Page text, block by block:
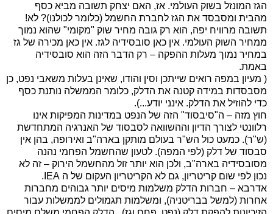
הגז המונזל בשוק העולמי. אז, האם יצחק תשובה מביא כסף
מהבית ומסבסד את הגז לחברת החשמל (כלומר לכולנו)? לא!
תשובה מרוויח יפה, הוא רק גובה מחיר שוק "מקומי" שהוא נמוך
ממחיר השוק העולמי. אין כאן סובסידיה לגז. אין כאן מכירה של גז
במחיר נמוך מעלות ההפקה – רק הדבר הזה הוא סובסידיה
באמת.
( מעיון במפה רואים שייתכן וסין והודו, שאינן בעלות משאבי נפט, כן
מסבסדות במידה קטנה את הדלק, כלומר הממשלה נותנת כסף
כדי להוזיל את הדלק. אינני יודע...).
חוץ מזה – ה"סיבסוד" הזה של הנפט במדינות המפיקות אינו
רלוונטי לצורך הדיון וההשוואה לסבסוד של האנרגיה המתחדשת
(ש"ר). כמעט כול הש"ר בעולם מותקן בארה"ב ואירופה, בהן אין
סבסוד של דלק (לפי המפה). לטעון שהחשמל הפחמי נהנה
מסובסידיה בארה"ב, ולכן הוא יותר זול מהחשמל הירוק – זה לא
נכון לפי שום קריטריון, גם לא הקריטריון העקום של ה IEA
.
אדרבא – חברות הדלק משלמות מיסים יותר גבוהים מחברות
אחרות (למשל בבריטניה), ומשלמות תגמולים לממשלות עבור